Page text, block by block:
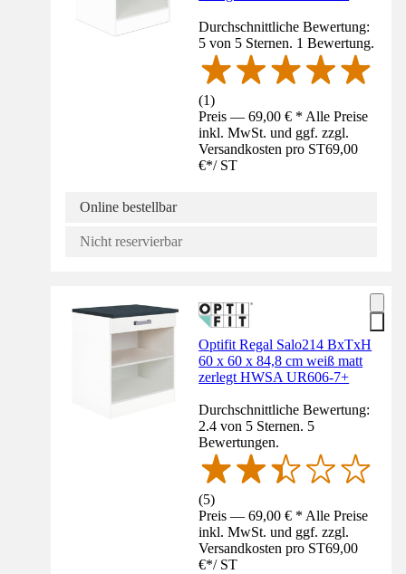
Durchschnittliche Bewertung:
5 von 5 Sternen. 1 Bewertung.
(1)
Preis — 69,00 € * Alle Preise
inkl. MwSt. und ggf. zzgl.
Versandkosten pro ST69,00
€*/ ST
Online bestellbar
Nicht reservierbar
Optifit Regal Salo214 BxTxH
60 x 60 x 84,8 cm weiß matt
zerlegt HWSA UR606-7+
Durchschnittliche Bewertung:
2.4 von 5 Sternen. 5
Bewertungen.
(5)
Preis — 69,00 € * Alle Preise
inkl. MwSt. und ggf. zzgl.
Versandkosten pro ST69,00
€*/ ST